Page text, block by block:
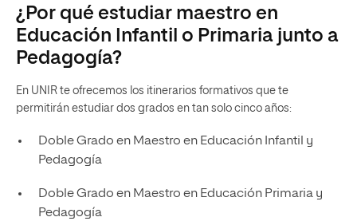
¿Por qué estudiar maestro en
Educación Infantil o Primaria junto a
Pedagogía?
En UNIR te ofrecemos los itinerarios formativos que te
permitirán estudiar dos grados en tan solo cinco años:
Doble Grado en Maestro en Educación Infantil y
Pedagogía
Doble Grado en Maestro en Educación Primaria y
Pedagogía